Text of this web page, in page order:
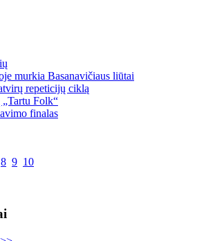
murkia Basanavičiaus liūtai
repeticijų ciklą
Folk“
finalas
8 9 10